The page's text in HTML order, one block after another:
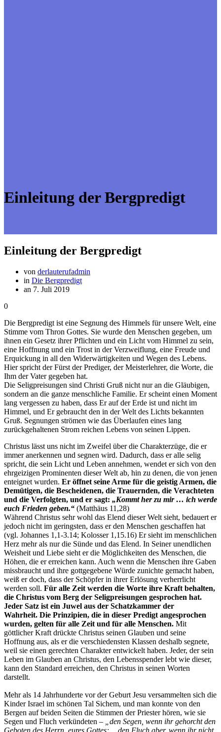
Einleitung der Bergpredigt
Einleitung der Bergpredigt
von derlauterufadmin
in Die Bergpredigt
an 7. Juli 2019
0
Die Bergpredigt ist eine Segnung des Himmels für unsere Welt, eine
Stimme vom Thron Gottes. Sie wurde den Menschen gegeben, um
ihnen ein Gesetz ihrer Pflichten und ein Licht vom Himmel zu sein,
eine Hoffnung und ein Trost in der Verzweiflung, eine Freude und
Erquickung in all den Widerwärtigkeiten und Wegen des Lebens.
Hier spricht der Fürst der Prediger, der Meisterlehrer, die Worte, die
Ihm der Vater gegeben hat.
Die Seligpreisungen sind Christi Gruß nicht nur an die Gläubigen,
sondern an die ganze menschliche Familie. Er scheint einen Moment
lang vergessen zu haben, dass Er auf der Erde ist und nicht im
Himmel, und Er gebraucht den in der Welt des Lichts bekannten
Gruß. Segnungen strömen wie das Überlaufen eines lang
zurückgehaltenen Strom reichen Lebens von seinen Lippen.
Christus lässt uns nicht im Zweifel über die Charakterzüge, die er
immer anerkennen und segnen wird. Dadurch, dass er alle selig
spricht, die sein Licht und Leben annehmen, wendet er sich von den
ehrgeizigen Prominenten dieser Welt ab, hin zu denen, die von jenen
enteignet wurden. Er öffnet seine Arme für die geistig Armen, die
Demütigen, die Bescheidenen, die Trauernden, die Verachteten
und die Verfolgten, und er sagt: „Kommt her zu mir … ich werde
euch Frieden geben.“ (Matthäus 11,28)
Während Christus sehr wohl das Elend dieser Welt sieht, bedauert er
jedoch nicht im geringsten, dass er den Menschen geschaffen hat
(vgl. Johannes 1,1-3.14; Kolosser 1,15.16) Er sieht im menschlichen
Herz mehr als nur die Sünde und das Elend. In Seiner unendlichen
Weisheit und Liebe sieht er die Möglichkeiten des Menschen, die
Höhen, die er erreichen kann. Auch wenn die Menschen ihre Gaben
missbraucht und ihre gottgegebene Würde zunichte gemacht haben,
weiß er doch, dass der Schöpfer in ihrer Erlösung verherrlicht
werden soll. Für alle Zeit werden die Worte ihre Kraft behalten,
die Christus vom Berg der Seligpreisungen gesprochen hat.
Jeder Satz ist ein Juwel aus der Schatzkammer der
Wahrheit. Die Prinzipien, die in dieser Predigt angesprochen
wurden, gelten für alle Zeit und für alle Menschen. Mit
göttlicher Kraft drückte Christus seinen Glauben und seine
Hoffnung aus, als er die verschiedensten Klassen deshalb segnete,
weil sie einen gerechten Charakter entwickelt haben. Jeder, der sein
Leben im Glauben an Christus, den Lebensspender lebt wie dieser,
kann den Standard erreichen, den Christus in seinen Worten
darstellt.
Mehr als 14 Jahrhunderte vor der Geburt Jesu versammelten sich die
Kinder Israel im schönen Tal Sichem, und man konnte von den
Bergen auf beiden Seiten die Stimmen der Priester hören, wie sie
Segen und Fluch verkündeten –
„den Segen, wenn ihr gehorcht den
Geboten des Herrn, eures Gottes;… den Fluch aber, wenn ihr nicht